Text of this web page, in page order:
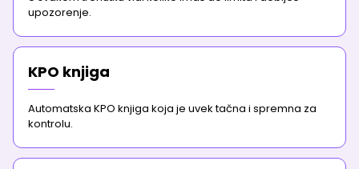
upozorenje.
KPO knjiga
Automatska KPO knjiga koja je uvek tačna i spremna za
kontrolu.